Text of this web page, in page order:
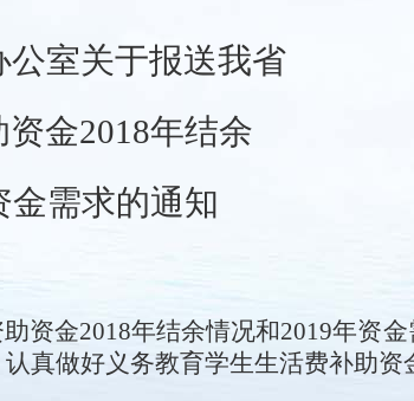
公室关于报送我省
资金2018年结余
金需求的通知
资金2018年结余情况和2019年资金
真做好义务教育学生生活费补助资